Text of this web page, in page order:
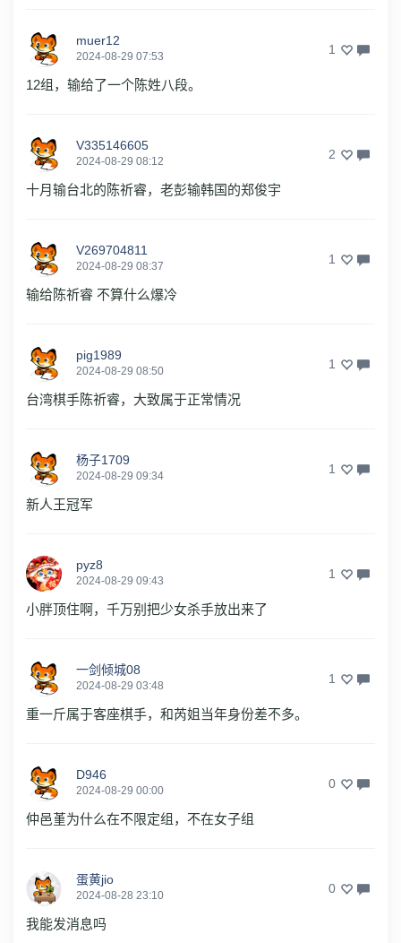
muer12
2024-08-29 07:53 1
12组，输给了一个陈姓八段。
V335146605
2024-08-29 08:12 2
十月输台北的陈祈睿，老彭输韩国的郑俊宇
V269704811
2024-08-29 08:37 1
输给陈祈睿 不算什么爆冷
pig1989
2024-08-29 08:50 1
台湾棋手陈祈睿，大致属于正常情况
杨子1709
2024-08-29 09:34 1
新人王冠军
pyz8
2024-08-29 09:43 1
小胖顶住啊，千万别把少女杀手放出来了
一剑倾城08
2024-08-29 03:48 1
重一斤属于客座棋手，和芮姐当年身份差不多。
D946
2024-08-29 00:00 0
仲邑堇为什么在不限定组，不在女子组
蛋黄jio
2024-08-28 23:10 0
我能发消息吗